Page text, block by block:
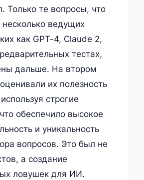
Только те вопросы, что
несколько ведущих
как GPT-4, Claude 2,
тестах,
дальше. На втором
их полезность
строгие
обеспечило высокое
и уникальность
вопросов. Это был не
а создание
ловушек для ИИ.